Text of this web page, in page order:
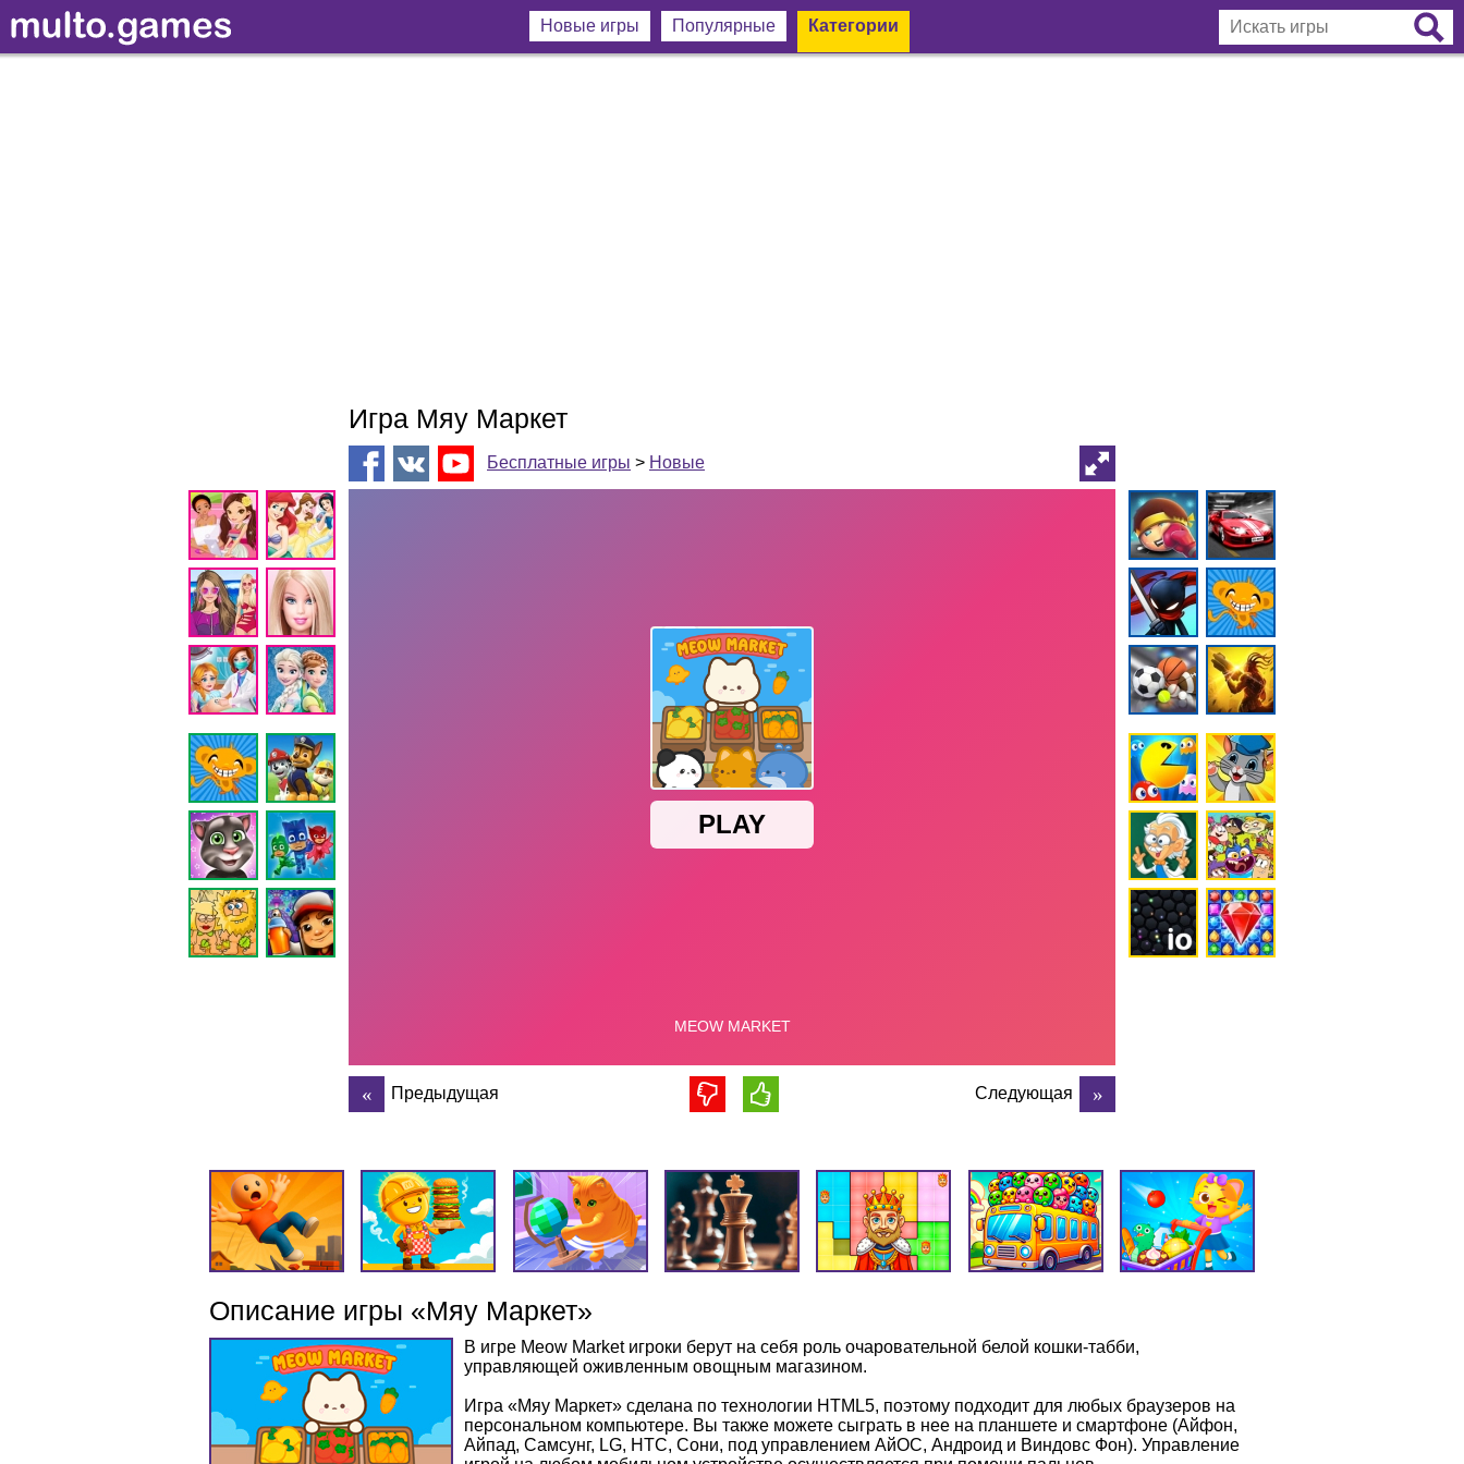
Новые игры Популярные Категории
Игра Мяу Маркет
Бесплатные игры > Новые
Предыдущая Следующая
Описание игры «Мяу Маркет»
В игре Meow Market игроки берут на себя роль очаровательной белой кошки-табби,
управляющей оживленным овощным магазином.
Игра «Мяу Маркет» сделана по технологии HTML5, поэтому подходит для любых браузеров на
персональном компьютере. Вы также можете сыграть в нее на планшете и смартфоне (Айфон,
Айпад, Самсунг, LG, HTC, Сони, под управлением АйОС, Андроид и Виндовс Фон). Управление